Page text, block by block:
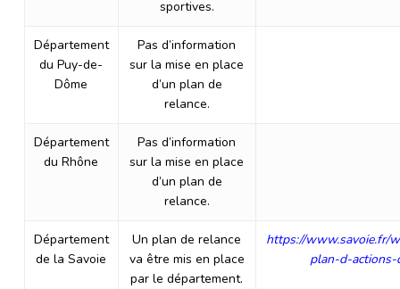
sportives.
Département
du Puy-de-
Dôme
Pas d’information
sur la mise en place
d’un plan de
relance.
Département
du Rhône
Pas d’information
sur la mise en place
d’un plan de
relance.
Département
de la Savoie
Un plan de relance
va être mis en place
par le département.
https://www.savoie.fr/
plan-d-